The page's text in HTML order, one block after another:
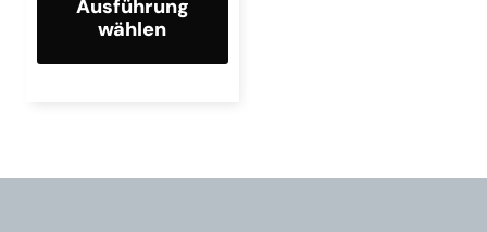
Ausführung
wählen